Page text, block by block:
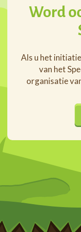
Word
Als u het
van het
organisatie